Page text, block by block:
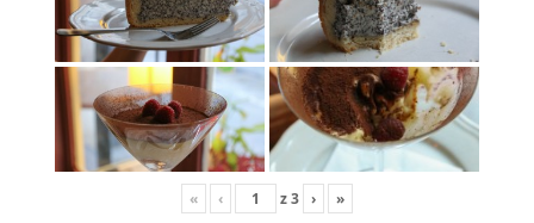
« ‹ z3 › »